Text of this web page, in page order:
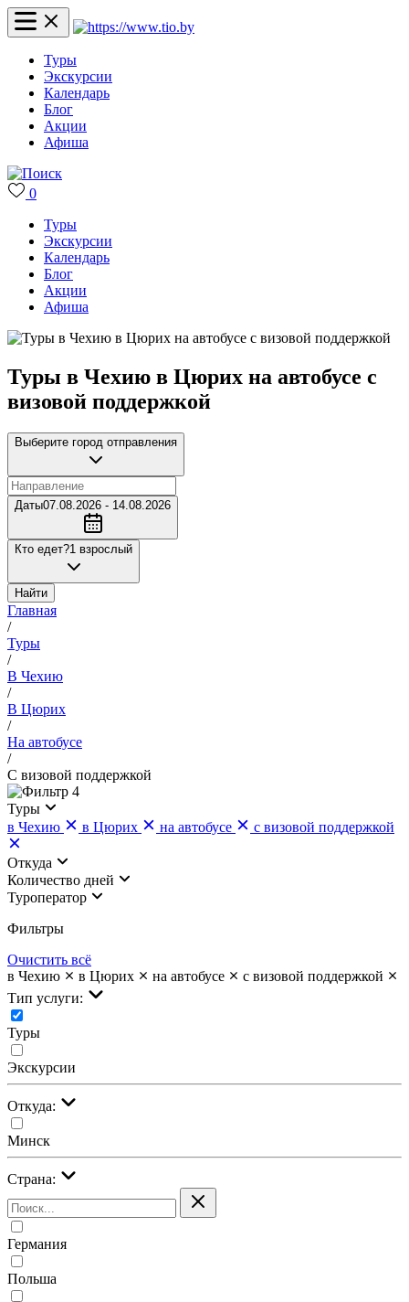
Туры
Экскурсии
Календарь
Блог
Акции
Афиша
0
Туры
Экскурсии
Календарь
Блог
Акции
Афиша
Туры в Чехию в Цюрих на автобусе с
визовой поддержкой
Выберите город отправления
Даты07.08.2026 - 14.08.2026
Кто едет?1 взрослый
Найти
Главная
/
Туры
/
В Чехию
/
В Цюрих
/
На автобусе
/
С визовой поддержкой
4
Туры
в Чехию
в Цюрих на автобусе с визовой поддержкой
Откуда
Количество дней
Туроператор
Фильтры
Очистить всё
в Чехию
в Цюрих на автобусе
с визовой поддержкой
Тип услуги:
Туры
Экскурсии
Откуда:
Минск
Страна:
Германия
Польша